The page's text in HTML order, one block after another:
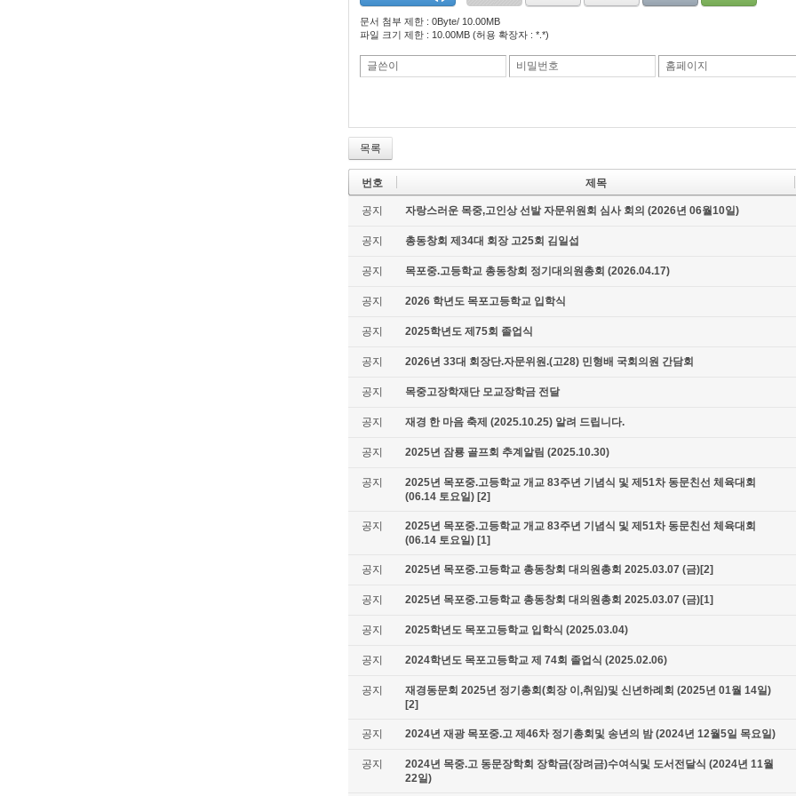
문서 첨부 제한 : 0Byte/ 10.00MB
파일 크기 제한 : 10.00MB (허용 확장자 : *.*)
글쓴이 비밀번호 홈페이지
목록
번호 제목
공지 자랑스러운 목중,고인상 선발 자문위원회 심사 회의 (2026년 06월10일)
공지 총동창회 제34대 회장 고25회 김일섭
공지 목포중.고등학교 총동창회 정기대의원총회 (2026.04.17)
공지 2026 학년도 목포고등학교 입학식
공지 2025학년도 제75회 졸업식
공지 2026년 33대 회장단.자문위원.(고28) 민형배 국회의원 간담회
공지 목중고장학재단 모교장학금 전달
공지 재경 한 마음 축제 (2025.10.25) 알려 드립니다.
공지 2025년 잠룡 골프회 추계알림 (2025.10.30)
공지
2025년 목포중.고등학교 개교 83주년 기념식 및 제51차 동문친선 체육대회
(06.14 토요일) [2]
공지
2025년 목포중.고등학교 개교 83주년 기념식 및 제51차 동문친선 체육대회
(06.14 토요일) [1]
공지 2025년 목포중.고등학교 총동창회 대의원총회 2025.03.07 (금)[2]
공지 2025년 목포중.고등학교 총동창회 대의원총회 2025.03.07 (금)[1]
공지 2025학년도 목포고등학교 입학식 (2025.03.04)
공지 2024학년도 목포고등학교 제 74회 졸업식 (2025.02.06)
공지
재경동문회 2025년 정기총회(회장 이,취임)및 신년하례회 (2025년 01월 14일)
[2]
공지 2024년 재광 목포중.고 제46차 정기총회및 송년의 밤 (2024년 12월5일 목요일)
공지
2024년 목중.고 동문장학회 장학금(장려금)수여식및 도서전달식 (2024년 11월
22일)